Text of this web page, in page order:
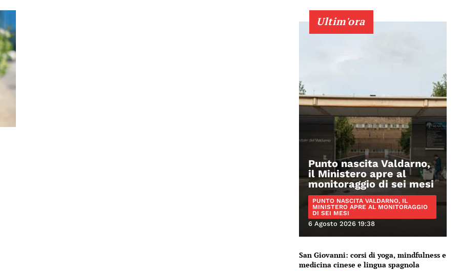
Ultim'ora
Punto nascita Valdarno,
il Ministero apre al
monitoraggio di sei mesi
PUNTO NASCITA VALDARNO, IL
MINISTERO APRE AL MONITORAGGIO
DI SEI MESI
6 Agosto 2026 19:38
San Giovanni: corsi di yoga, mindfulness e
medicina cinese e lingua spagnola